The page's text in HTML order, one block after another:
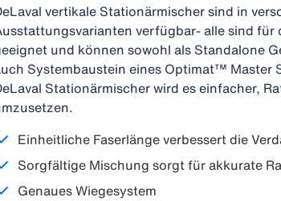
vertikale Stationärmischer sind in
verfügbar- alle sind für
und können sowohl als Standalone
Systembaustein eines Optimat™ Master
Stationärmischer wird es einfacher,
Einheitliche Faserlänge verbessert die
Sorgfältige Mischung sorgt für akkurate
Genaues Wiegesystem